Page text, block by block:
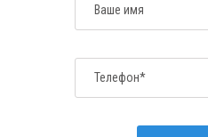
Ваше имя
Телефон*